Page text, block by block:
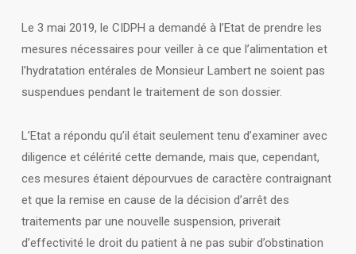
Le 3 mai 2019, le CIDPH a demandé à l’Etat de prendre les
mesures nécessaires pour veiller à ce que l’alimentation et
l’hydratation entérales de Monsieur Lambert ne soient pas
suspendues pendant le traitement de son dossier.
L’Etat a répondu qu’il était seulement tenu d’examiner avec
diligence et célérité cette demande, mais que, cependant,
ces mesures étaient dépourvues de caractère contraignant
et que la remise en cause de la décision d’arrêt des
traitements par une nouvelle suspension, priverait
d’effectivité le droit du patient à ne pas subir d’obstination